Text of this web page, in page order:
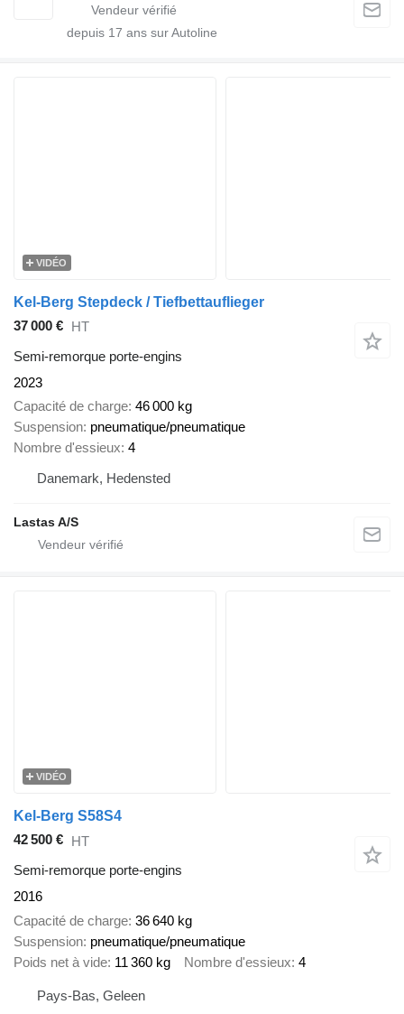
depuis 17 ans sur Autoline
VIDÉO
Kel-Berg Stepdeck / Tiefbettauflieger
37 000 € HT
Semi-remorque porte-engins
2023
Capacité de charge 46 000 kg
Suspension pneumatique/pneumatique
Nombre d'essieux 4
Danemark, Hedensted
Lastas A/S
VIDÉO
Kel-Berg S58S4
42 500 € HT
Semi-remorque porte-engins
2016
Capacité de charge 36 640 kg
Suspension pneumatique/pneumatique
Poids net à vide 11 360 kg Nombre d'essieux 4
Pays-Bas, Geleen